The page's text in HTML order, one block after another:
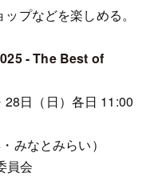
プなどを楽しめる。
- The Best of
日（日）各日 11:00
みなとみらい）
員会